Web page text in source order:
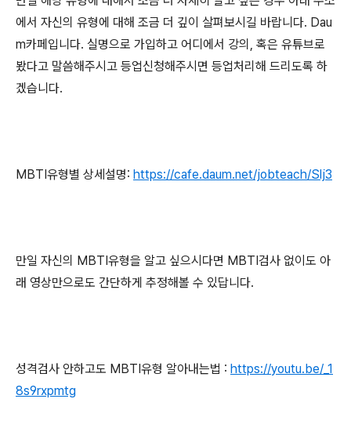
에서 자신의 유형에 대해 조금 더 깊이 살펴보시길 바랍니다. Dau
m카페입니다. 실명으로 가입하고 어디에서 강의 , 혹은 유튜브로
봤다고 말씀해주시고 등업신청해주시면 등업처리해 드리도록 하
겠습니다.
MBTI유형별 상세설명: https://cafe.daum.net/jobteach/Slj3
만일 자신의 MBTI유형을 알고 싶으시다면 MBTI검사 없이도 아
래 영상만으로도 간단하게 추정해볼 수 있답니다.
성격검사 안하고도 MBTI유형 알아내는법 : https://youtu.be/_1
8s9rxpmtg